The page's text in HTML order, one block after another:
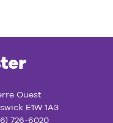
Ouest
E1W 1A3
726-6020